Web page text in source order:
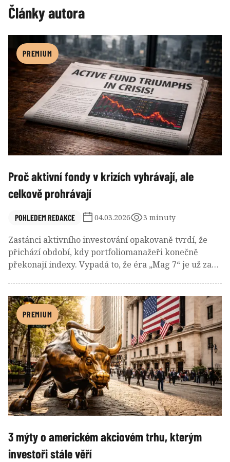
Články autora
PREMIUM
Proč aktivní fondy v krizích vyhrávají, ale
celkově prohrávají
POHLEDEM REDAKCE 04.03.2026 3 minuty
Zastánci aktivního investování opakovaně tvrdí, že
přichází období, kdy portfoliomanažeři konečně
překonají indexy. Vypadá to, že éra „Mag 7“ je už za
zklamou.
PREMIUM
3 mýty o americkém akciovém trhu, kterým
investoři stále věří